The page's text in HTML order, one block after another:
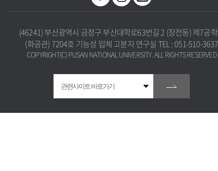
(46241) 부산광역시 금정구 부산대학로63번길 2 (장전동) 제7공
(화공관) 7204호 기능성 입체 고분자 연구실 TEL : 051-510-3637
COPYRIGHT(C) PUSAN NATIONAL UNIVERSITY. ALL RIGHTS RESERVED